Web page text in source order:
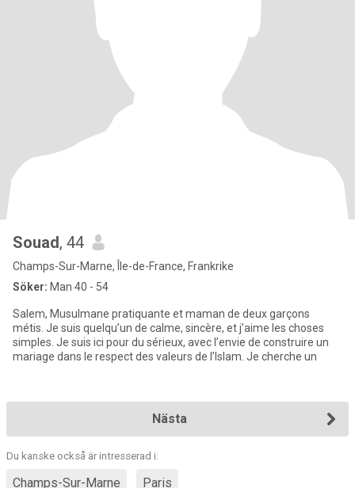
Souad, 44
Champs-Sur-Marne, Île-de-France, Frankrike
Söker: Man 40 - 54
Salem, Musulmane pratiquante et maman de deux garçons
métis. Je suis quelqu’un de calme, sincère, et j’aime les choses
simples. Je suis ici pour du sérieux, avec l’envie de construire un
mariage dans le respect des valeurs de l’Islam. Je cherche un
Nästa
Du kanske också är intresserad i:
Champs-Sur-Marne Paris